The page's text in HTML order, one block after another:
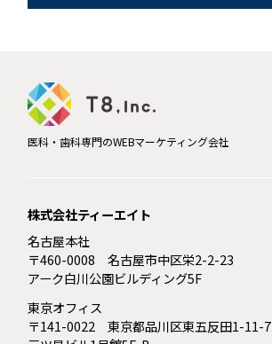
医科・歯科専門のWEBマーケティング会社
株式会社ティーエイト
名古屋本社
〒460-0008 名古屋市中区栄2-2-23
アーク白川公園ビルディング5F
東京オフィス
〒141-0022 東京都品川区東五反田1-11-7